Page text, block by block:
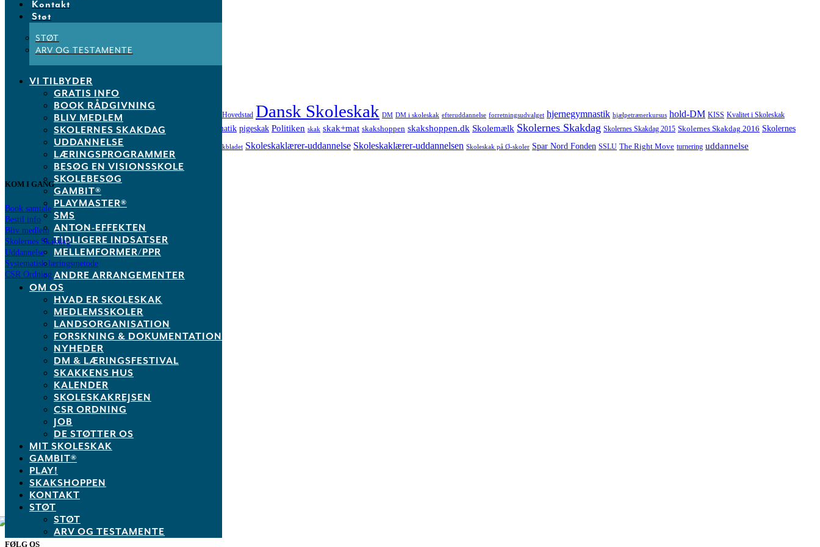
Kontakt
Støt
STØT
ARV OG TESTAMENTE
VI TILBYDER
GRATIS INFO
BOOK RÅDGIVNING
BLIV MEDLEM
SKOLERNES SKAKDAG
UDDANNELSE
LÆRINGSPROGRAMMER
BESØG EN VISIONSSKOLE
SKOLEBESØG
GAMBIT®
PLAYMASTER®
SMS
ANTON-EFFEKTEN
TIDLIGERE INDSATSER
MELLEMFORMER/PPR
ANDRE ARRANGEMENTER
OM OS
HVAD ER SKOLESKAK
MEDLEMSSKOLER
LANDSORGANISATION
FORSKNING & DOKUMENTATION
NYHEDER
DM & LÆRINGSFESTIVAL
SKAKKENS HUS
KALENDER
SKOLESKAKREJSEN
CSR ORDNING
JOB
DE STØTTER OS
MIT SKOLESKAK
GAMBIT®
PLAY!
SKAKSHOPPEN
KONTAKT
STØT
STØT
ARV OG TESTAMENTE
Ikke kategoriseret
Inspiration
Kommunemesterskab
NM Skoleskak
Nyhed
Tags
Aarhus Kredsen Aktivitetslederkursus Børnenes Hovedstad Dansk Skoleskak DM DM i skoleskak efteruddannelse forretningsudvalget hjernegymnastik hjælpetrænerkursus hold-DM KISS Kvalitet i Skoleskak
Lalandia Landsfinale leg og læring matematik pigeskak Politiken skak skak+mat skakshoppen skakshoppen.dk Skolemælk Skolernes Skakdag Skolernes Skakdag 2015 Skolernes Skakdag 2016 Skolernes
Skakdag 2017
Skolernes Skakdag 2018 skoleskakbladet Skoleskaklærer-uddannelse Skoleskaklærer-uddannelsen Skoleskak på Ø-skoler Spar Nord Fonden SSLU The Right Move turnering uddannelse
Understøttende undervisning
KOM I GANG
Book samtale
Bestil info
Bliv medlem
Skolernes Skakdag
Uddannelse
Systematisk læringsmetode
CSR Ordning
Skakshoppen.dk
Mit.skoleskak.dk
Skakskolen.dk
Privatlivspolitik
Dansk Skoleskak
Sølvgade 15
1307 København K
info@skoleskak.dk
+45 3049 0580
CVR.: 76843716
Konto: 0400 1081718471
FØLG OS